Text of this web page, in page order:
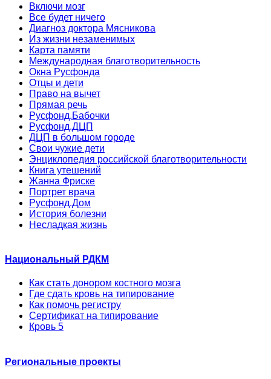
Включи мозг
Все будет ничего
Диагноз доктора Мясникова
Из жизни незаменимых
Карта памяти
Международная благотворительность
Окна Русфонда
Отцы и дети
Право на вычет
Прямая речь
Русфонд.Бабочки
Русфонд.ДЦП
ДЦП в большом городе
Свои чужие дети
Энциклопедия российской благотворительности
Книга утешений
Жанна Фриске
Портрет врача
Русфонд.Дом
История болезни
Несладкая жизнь
Национальный РДКМ
Как стать донором костного мозга
Где сдать кровь на типирование
Как помочь регистру
Сертификат на типирование
Кровь 5
Региональные проекты